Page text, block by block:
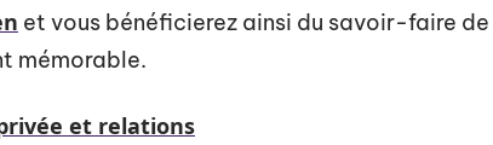
et vous bénéficierez ainsi du savoir-faire de
mémorable.
et relations